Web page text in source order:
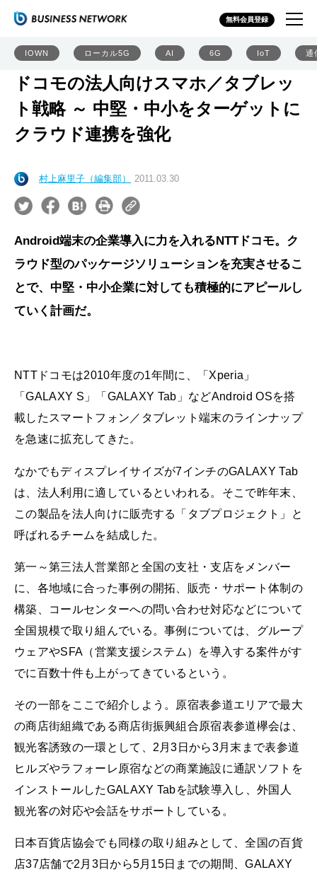
無料会員登録
IOWN ローカル5G AI 6G IoT 通
ドコモの法人向けスマホ／タブレッ
ト戦略 ～ 中堅・中小をターゲットに
クラウド連携を強化
村上麻里子（編集部） 2011.03.30
Android端末の企業導入に力を入れるNTTドコモ。ク
ラウド型のパッケージソリューションを充実させるこ
とで、中堅・中小企業に対しても積極的にアピールし
ていく計画だ。
NTTドコモは2010年度の1年間に、「Xperia」
「GALAXY S」「GALAXY Tab」などAndroid OSを搭
載したスマートフォン／タブレット端末のラインナップ
を急速に拡充してきた。
なかでもディスプレイサイズが7インチのGALAXY Tab
は、法人利用に適しているといわれる。そこで昨年末、
この製品を法人向けに販売する「タブプロジェクト」と
呼ばれるチームを結成した。
第一～第三法人営業部と全国の支社・支店をメンバー
に、各地域に合った事例の開拓、販売・サポート体制の
構築、コールセンターへの問い合わせ対応などについて
全国規模で取り組んでいる。事例については、グループ
ウェアやSFA（営業支援システム）を導入する案件がす
でに百数十件も上がってきているという。
その一部をここで紹介しよう。原宿表参道エリアで最大
の商店街組織である商店街振興組合原宿表参道欅会は、
観光客誘致の一環として、2月3日から3月末まで表参道
ヒルズやラフォーレ原宿などの商業施設に通訳ソフトを
インストールしたGALAXY Tabを試験導入し、外国人
観光客の対応や会話をサポートしている。
日本百貨店協会でも同様の取り組みとして、全国の百貨
店37店舗で2月3日から5月15日までの期間、GALAXY